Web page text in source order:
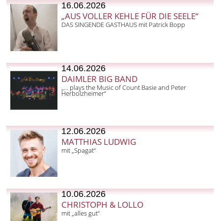
16.06.2026
„AUS VOLLER KEHLE FÜR DIE SEELE“
DAS SINGENDE GASTHAUS mit Patrick Bopp
14.06.2026
DAIMLER BIG BAND
„… plays the Music of Count Basie and Peter
Herbolzheimer“
12.06.2026
MATTHIAS LUDWIG
mit „Spagat“
10.06.2026
CHRISTOPH & LOLLO
mit „alles gut“